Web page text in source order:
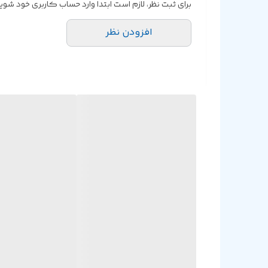
برای ثبت نظر، لازم است ابتدا وارد حساب کاربری خود
افزودن نظر